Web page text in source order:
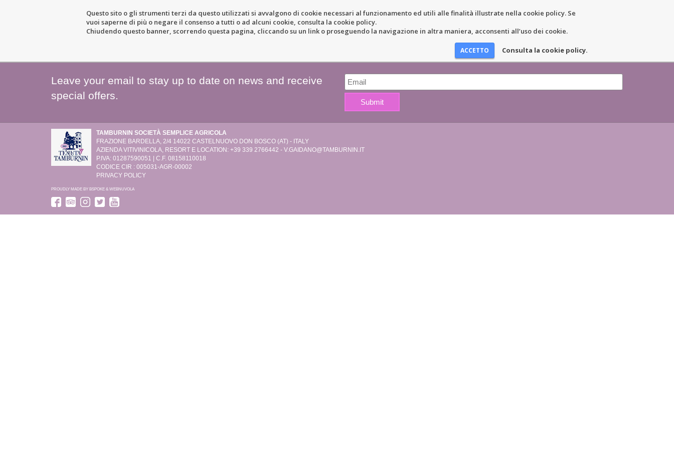
Questo sito o gli strumenti terzi da questo utilizzati si avvalgono di cookie necessari al funzionamento ed utili alle finalità illustrate nella cookie policy. Se
vuoi saperne di più o negare il consenso a tutti o ad alcuni cookie, consulta la cookie policy.
Chiudendo questo banner, scorrendo questa pagina, cliccando su un link o proseguendo la navigazione in altra maniera, acconsenti all’uso dei cookie.
Consulta la cookie policy.
LE DOMAINE L’ACTIVITÉ VITICOLE RESORT
Leave your email to stay up to date on news and receive
special offers.
TAMBURNIN SOCIETÀ SEMPLICE AGRICOLA
FRAZIONE BARDELLA, 2/4 14022 CASTELNUOVO DON BOSCO (AT) - ITALY
AZIENDA VITIVINICOLA, RESORT E LOCATION: +39 339 2766442 - V.GAIDANO@TAMBURNIN.IT
P.IVA: 01287590051 | C.F. 08158110018
CODICE CIR : 005031-AGR-00002
PRIVACY POLICY
PROUDLY MADE BY BSPOKE & WEBNUVOLA